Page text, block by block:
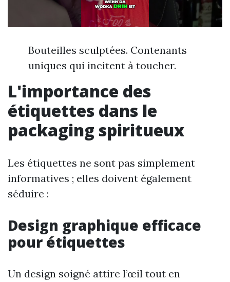
Bouteilles sculptées. Contenants
uniques qui incitent à toucher.
L'importance des
étiquettes dans le
packaging spiritueux
Les étiquettes ne sont pas simplement
informatives ; elles doivent également
séduire :
Design graphique efficace
pour étiquettes
Un design soigné attire l’œil tout en